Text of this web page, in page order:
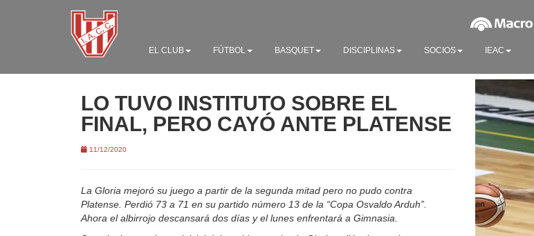
EL CLUB FÚTBOL BASQUET DISCIPLINAS SOCIOS IEAC
LO TUVO INSTITUTO SOBRE EL
FINAL, PERO CAYÓ ANTE PLATENSE
11/12/2020
La Gloria mejoró su juego a partir de la segunda mitad pero no pudo contra
Platense. Perdió 73 a 71 en su partido número 13 de la “Copa Osvaldo Arduh”.
Ahora el albirrojo descansará dos días y el lunes enfrentará a Gimnasia.